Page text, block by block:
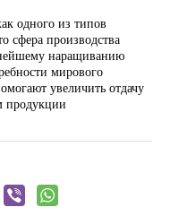
одного из типов
сфера производства
наращиванию
мирового
увеличить отдачу
продукции